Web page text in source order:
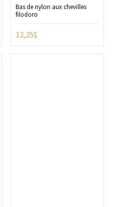
Bas de nylon aux chevilles
filodoro
12,25$